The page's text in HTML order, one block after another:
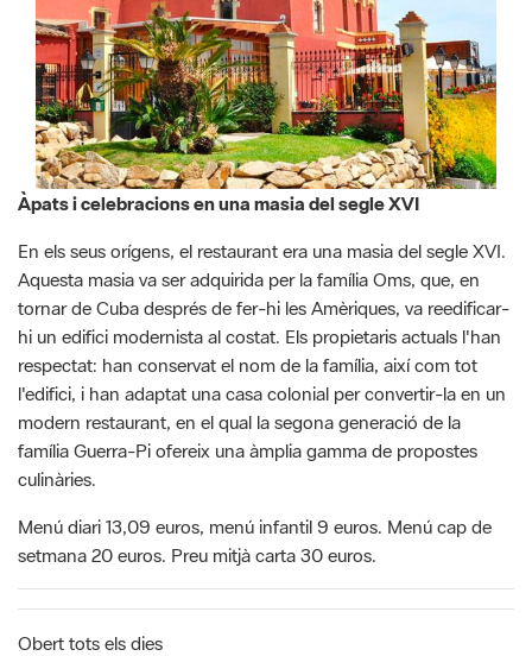
Àpats i celebracions en una masia del segle XVI
En els seus orígens, el restaurant era una masia del segle XVI.
Aquesta masia va ser adquirida per la família Oms, que, en
tornar de Cuba després de fer-hi les Amèriques, va reedificar-
hi un edifici modernista al costat. Els propietaris actuals l'han
respectat: han conservat el nom de la família, així com tot
l'edifici, i han adaptat una casa colonial per convertir-la en un
modern restaurant, en el qual la segona generació de la
família Guerra-Pi ofereix una àmplia gamma de propostes
culinàries.
Menú diari 13,09 euros, menú infantil 9 euros. Menú cap de
setmana 20 euros. Preu mitjà carta 30 euros.
Obert tots els dies